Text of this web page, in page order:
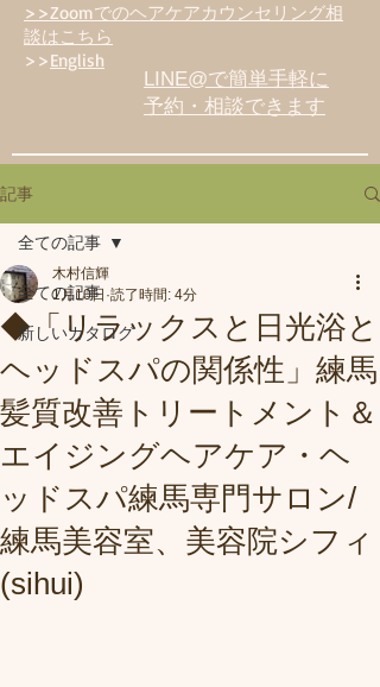
>>Zoomでのヘアケアカウンセリング相
談はこちら
>>English
LINE@で簡単手軽に
予約・相談できます
記事
全ての記事
新しいカタログ
全ての記事
◆「リラックスと日光浴と
ヘッドスパの関係性」練馬
髪質改善トリートメント＆
エイジングヘアケア・ヘ
ッドスパ練馬専門サロン/
練馬美容室、美容院シフィ
(sihui)
木村信輝
1月10日 読了時間: 4分